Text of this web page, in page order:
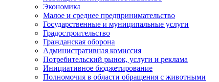
Экономика
Малое и среднее предпринимательство
Государственные и муниципальные услуги
Градостроительство
Гражданская оборона
Административная комиссия
Потребительский рынок, услуги и реклама
Инициативное бюджетирование
Полномочия в области обращения с животными